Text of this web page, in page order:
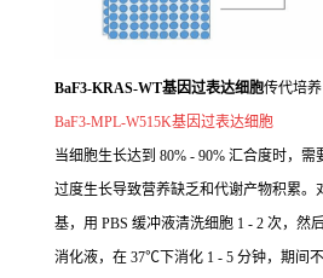
BaF3-KRAS-WT基因过表达细胞传代培养
BaF3-MPL-W515K基因过表达细胞
当细胞生长达到 80% - 90% 汇合度时，
过度生长导致营养缺乏和代谢产物积累。
基，用 PBS 缓冲液清洗细胞 1 - 2 次，然
消化液，在 37℃下消化 1 - 5 分钟，期间